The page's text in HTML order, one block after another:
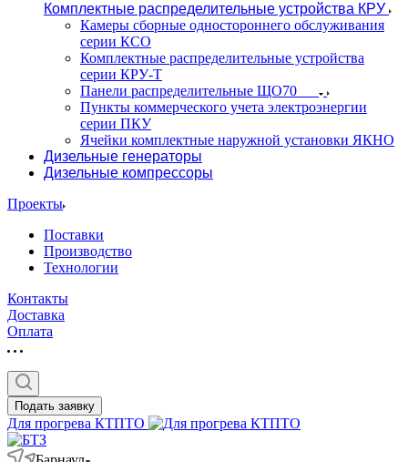
Комплектные распределительные устройства КРУ
Камеры сборные одностороннего обслуживания
серии КСО
Комплектные распределительные устройства
серии КРУ-Т
Панели распределительные ЩО70
Пункты коммерческого учета электроэнергии
серии ПКУ
Ячейки комплектные наружной установки ЯКНО
Дизельные генераторы
Дизельные компрессоры
Проекты
Поставки
Производство
Технологии
Контакты
Доставка
Оплата
Подать заявку
Для прогрева КТПТО